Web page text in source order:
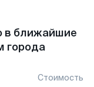
в ближайшие
города
Стоимость